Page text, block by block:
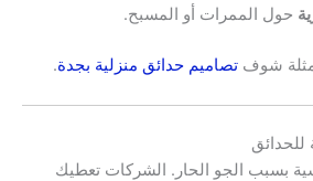
حول الممرات أو المسبح.
شوف تصاميم حدائق منزلية بجدة.
بسبب الجو الحار. الشركات تعطيك